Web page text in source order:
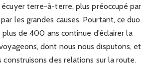
écuyer terre-à-terre, plus préoccupé par
les grandes causes. Pourtant, ce duo
de 400 ans continue d’éclairer la
dont nous nous disputons, et
des relations sur la route.